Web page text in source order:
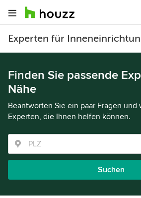
Experten für
Finden Sie passende
Nähe
Beantworten Sie ein paar Fragen
Experten, die Ihnen helfen können.
Suchen